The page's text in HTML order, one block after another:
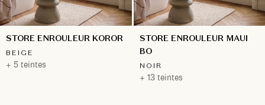
STORE ENROULEUR KOROR
BEIGE
+ 5 teintes
STORE ENROULEUR MAUI
BO
NOIR
+ 13 teintes